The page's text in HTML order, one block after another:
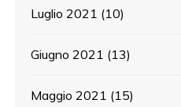
Luglio 2021 (10)
Giugno 2021 (13)
Maggio 2021 (15)